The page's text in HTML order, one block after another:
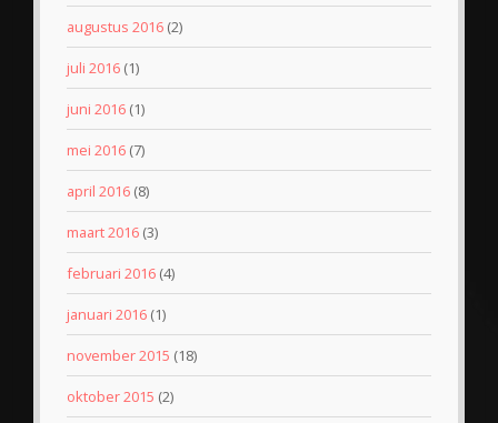
augustus 2016 (2)
juli 2016 (1)
juni 2016 (1)
mei 2016 (7)
april 2016 (8)
maart 2016 (3)
februari 2016 (4)
januari 2016 (1)
november 2015 (18)
oktober 2015 (2)